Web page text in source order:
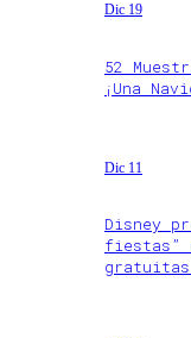
Dic 19
52
¡Una
Dic 11
Disney
fiestas”